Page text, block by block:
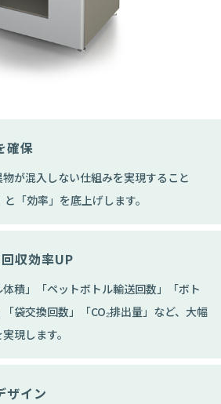
ザイン
確保
が混入しない仕組みを実現すること
「効率」を底上げします。
収効率UP
体積」「ペットボトル輸送回数」「ボト
袋交換回数」「CO₂排出量」など、大幅
現します。